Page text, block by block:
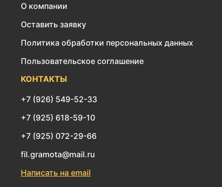
О компании
Оставить заявку
Политика обработки персональных данных
Пользовательское соглашение
КОНТАКТЫ
+7 (926) 549-52-33
+7 (925) 618-59-10
+7 (925) 072-29-66
fil.gramota@mail.ru
Написать на email